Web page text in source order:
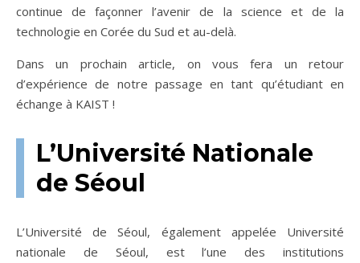
continue de façonner l’avenir de la science et de la
technologie en Corée du Sud et au-delà.
Dans un prochain article, on vous fera un retour
d’expérience de notre passage en tant qu’étudiant en
échange à KAIST !
L’Université Nationale
de Séoul
L’Université de Séoul, également appelée Université
nationale de Séoul, est l’une des institutions